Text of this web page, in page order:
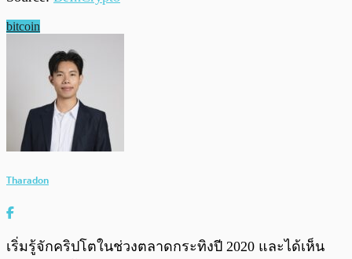
bitcoin
Tharadon
เริ่มรู้จักคริปโตในช่วงตลาดกระทิงปี 2020 และได้เห็น